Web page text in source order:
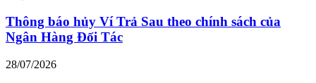
Thông báo hủy Ví Trả Sau theo chính sách của
Ngân Hàng Đối Tác
28/07/2026